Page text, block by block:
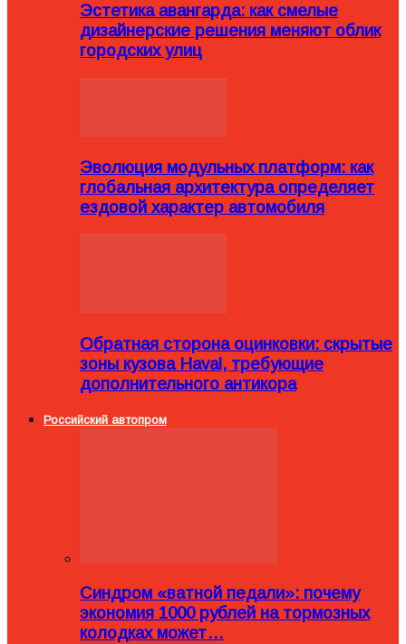
Эстетика авангарда: как смелые
дизайнерские решения меняют облик
городских улиц
Эволюция модульных платформ: как
глобальная архитектура определяет
ездовой характер автомобиля
Обратная сторона оцинковки: скрытые
зоны кузова Haval, требующие
дополнительного антикора
Российский автопром
Синдром «ватной педали»: почему
экономия 1000 рублей на тормозных
колодках может…